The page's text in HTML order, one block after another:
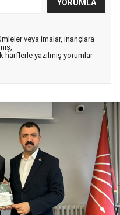
veya imalar, inançlara
harflerle yazılmış yorumlar